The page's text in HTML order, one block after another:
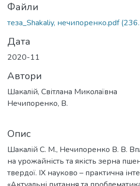
Файли
теза_Shakaliy, нечипоренко.pdf
Дата
2020-11
Автори
Шакалій, Світлана Миколаївна
Нечипоренко, В.
Опис
Шакалій С. М., Нечипоренко В. В.
на урожайність та якість зерна
твердої. IX науково – практична